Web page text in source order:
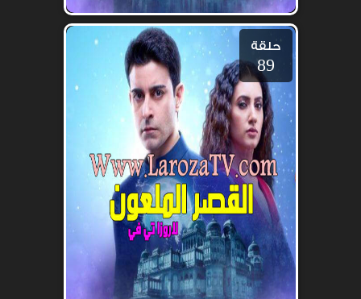
حلقة
89